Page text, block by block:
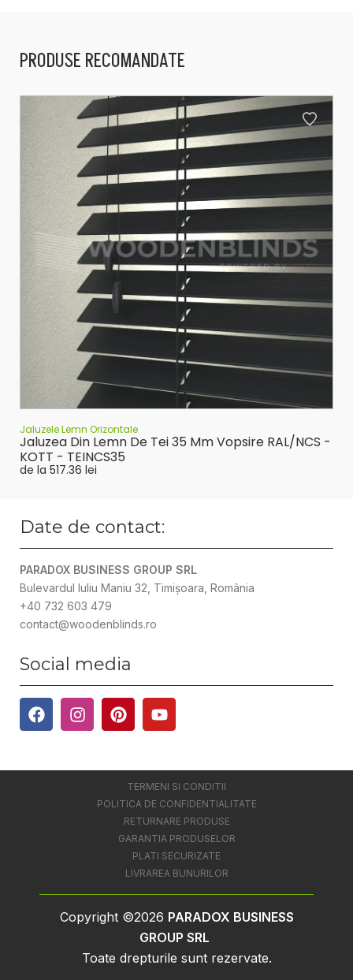
PRODUSE RECOMANDATE
Jaluzele Lemn Orizontale
Jaluzea Din Lemn De Tei 35 Mm Vopsire RAL/NCS -
KOTT - TEINCS35
de la 517.36 lei
Date de contact:
PARADOX BUSINESS GROUP SRL
Bulevardul Iuliu Maniu 32, Timișoara, România
+40 732 603 479
contact@woodenblinds.ro
Social media
TERMENI SI CONDITII
POLITICA DE CONFIDENTIALITATE
RETURNARE PRODUSE
GARANTIA PRODUSELOR
PLATI SECURIZATE
LIVRAREA BUNURILOR
Copyright ©2026 PARADOX BUSINESS
GROUP SRL
Toate drepturile sunt rezervate.